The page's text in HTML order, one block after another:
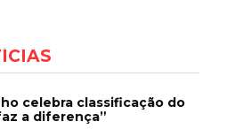
celebra classificação do
a diferença”